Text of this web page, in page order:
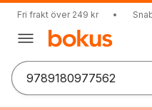
Fri frakt över 249 kr •